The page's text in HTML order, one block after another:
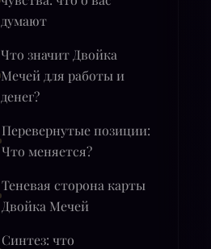
думают
Что значит Двойка
Мечей для работы и
денег?
Перевернутые позиции:
Что меняется?
Теневая сторона карты
Двойка Мечей
Синтез: что